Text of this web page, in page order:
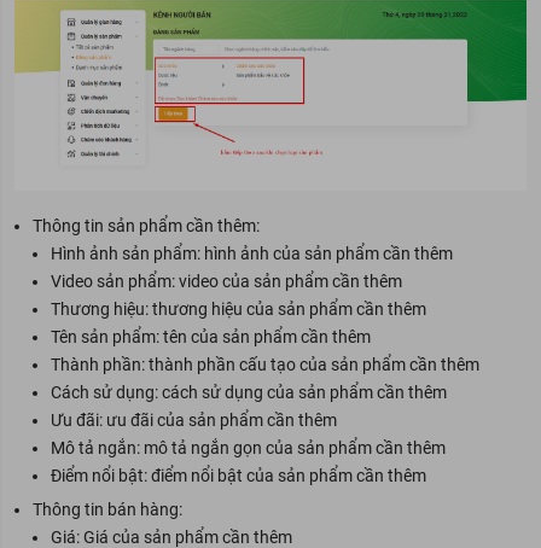
Thông tin sản phẩm cần thêm:
Hình ảnh sản phẩm: hình ảnh của sản phẩm cần thêm
Video sản phẩm: video của sản phẩm cần thêm
Thương hiệu: thương hiệu của sản phẩm cần thêm
Tên sản phẩm: tên của sản phẩm cần thêm
Thành phần: thành phần cấu tạo của sản phẩm cần thêm
Cách sử dụng: cách sử dụng của sản phẩm cần thêm
Ưu đãi: ưu đãi của sản phẩm cần thêm
Mô tả ngắn: mô tả ngắn gọn của sản phẩm cần thêm
Điểm nổi bật: điểm nổi bật của sản phẩm cần thêm
Thông tin bán hàng:
Giá: Giá của sản phẩm cần thêm